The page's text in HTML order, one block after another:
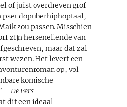
of juist overdreven grof
pseudopuberhiphoptaal,
zou passen. Misschien
zijn hersenellende van
maar dat zal
wezen. Het levert een
op, vol
komische
– De Pers
dit een ideaal